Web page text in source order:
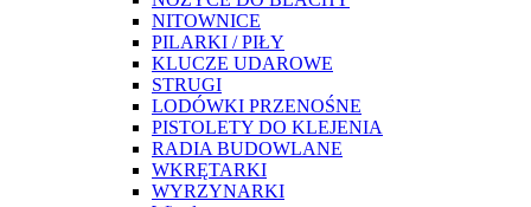
NITOWNICE
PILARKI / PIŁY
KLUCZE UDAROWE
STRUGI
LODÓWKI PRZENOŚNE
PISTOLETY DO KLEJENIA
RADIA BUDOWLANE
WKRĘTARKI
WYRZYNARKI